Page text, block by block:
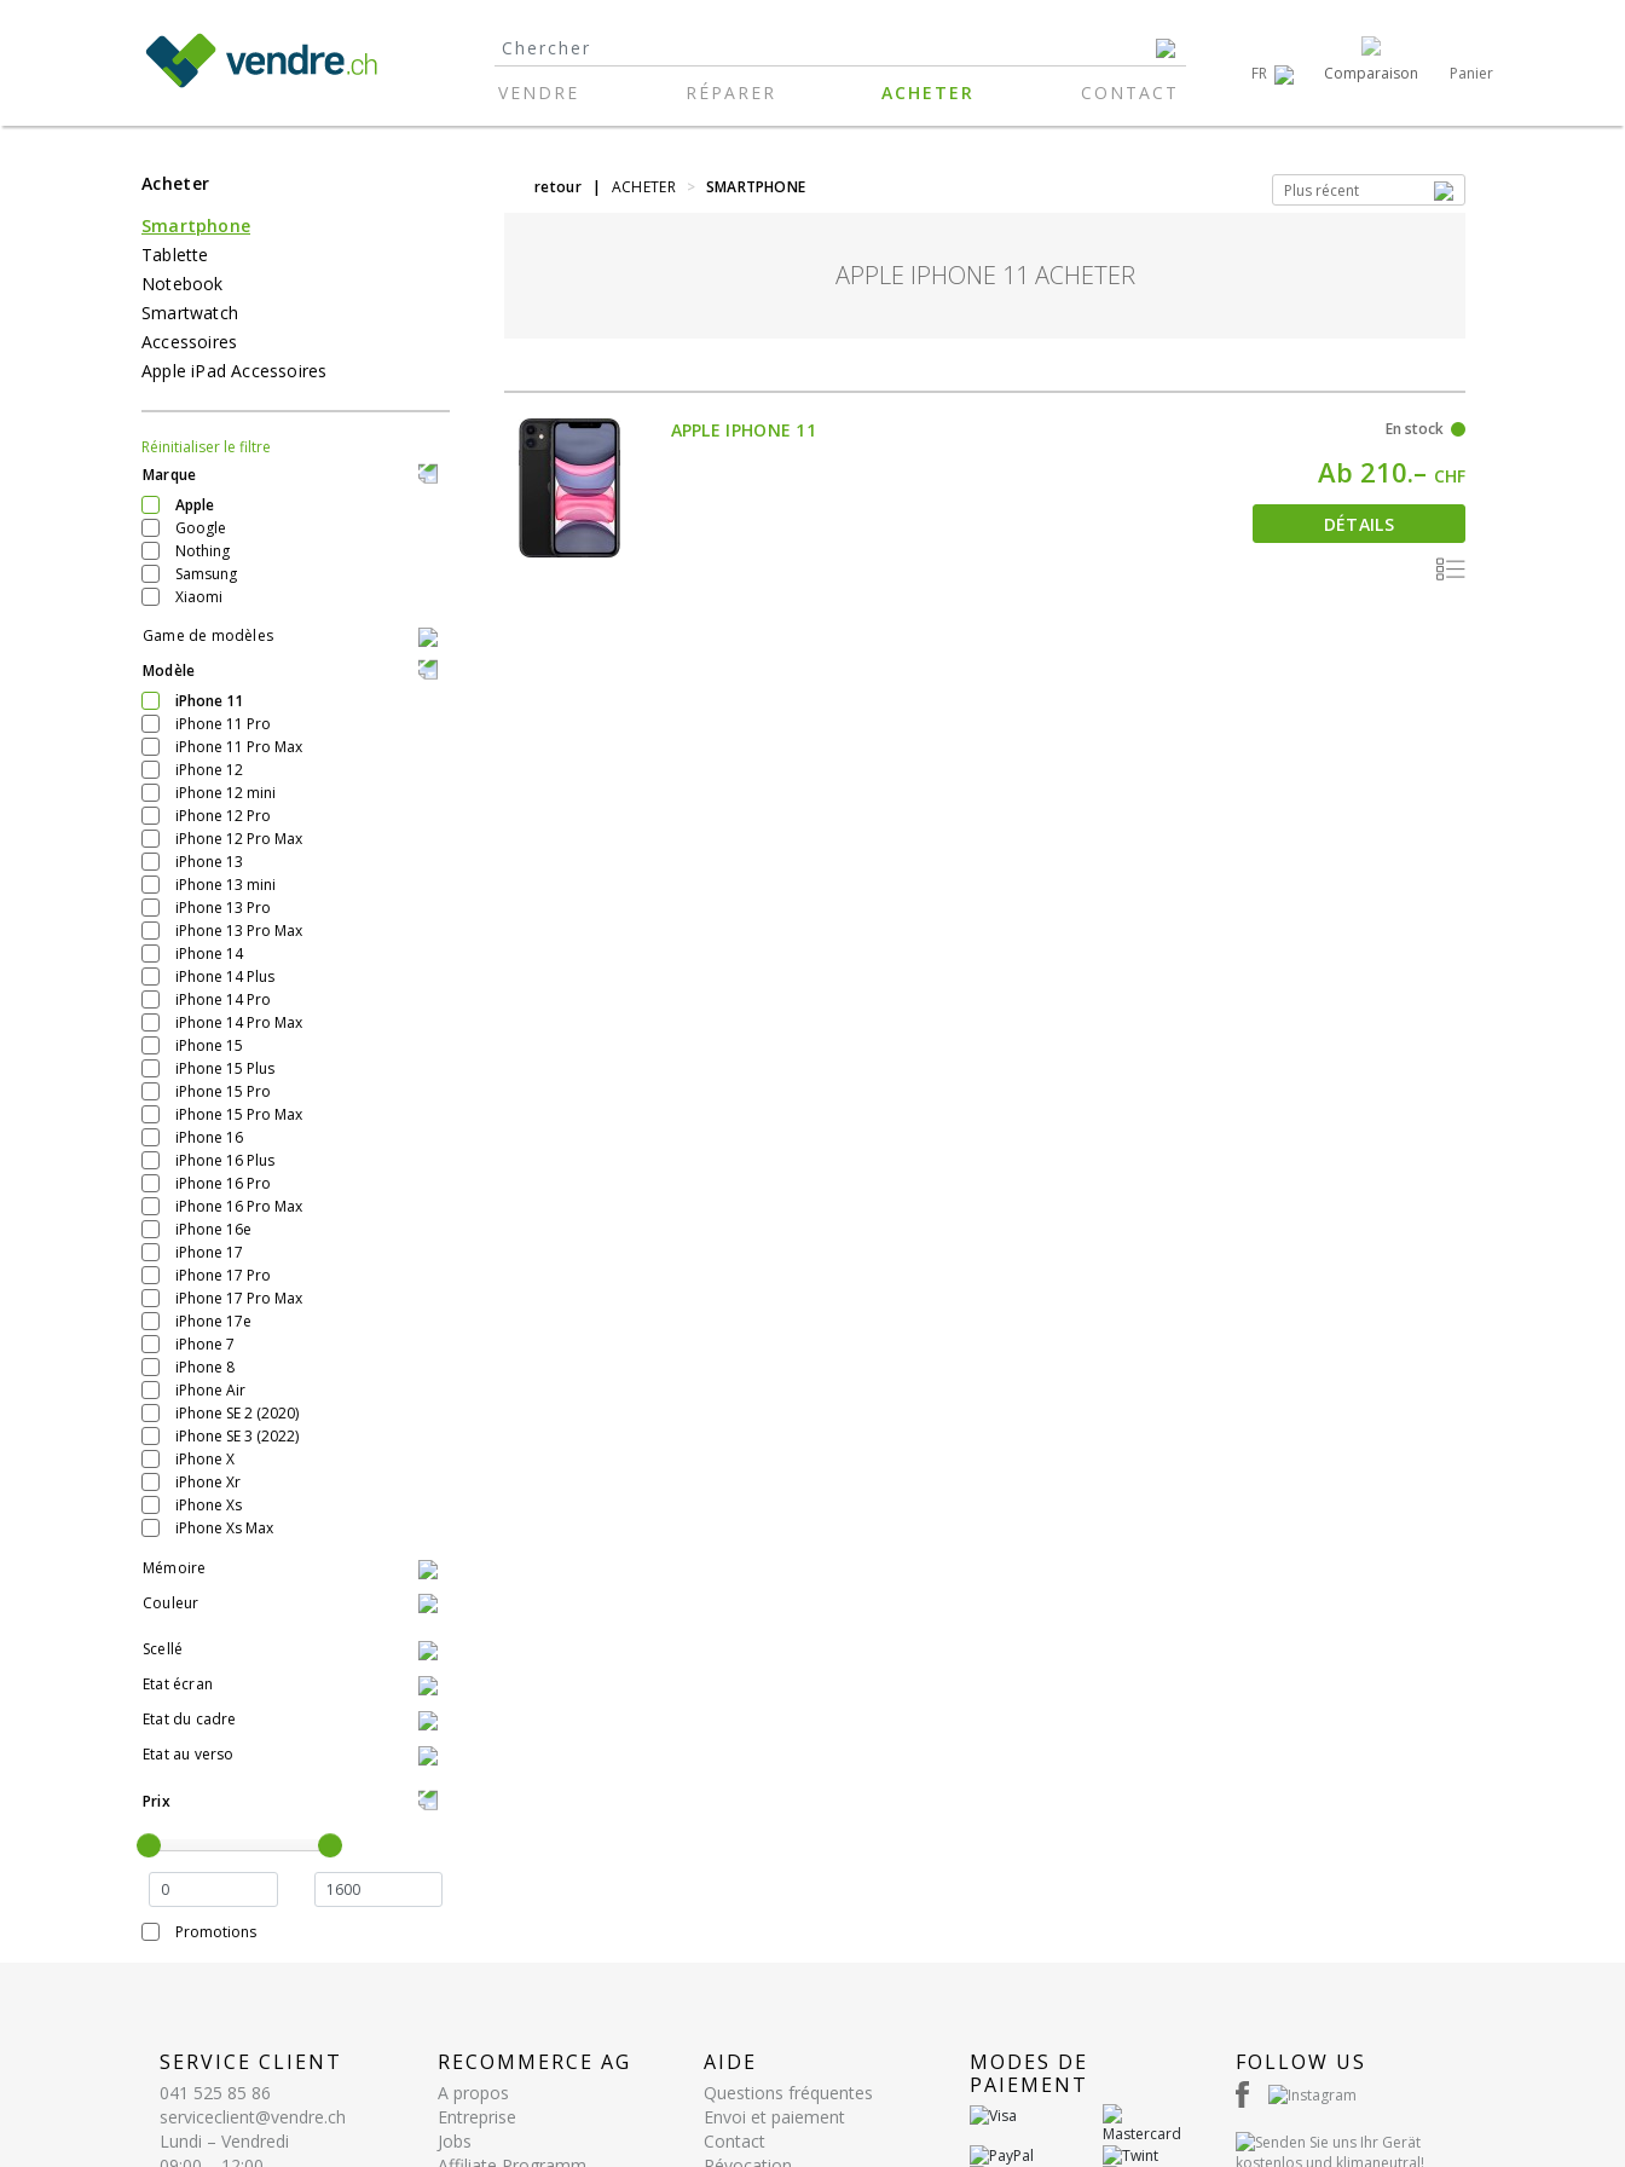
VENDRE RÉPARER ACHETER CONTACT
FR Comparaison Panier
Acheter
Smartphone
Tablette
Notebook
Smartwatch
Accessoires
Apple iPad Accessoires
Réinitialiser le filtre
Marque
Apple
Google
Nothing
Samsung
Xiaomi
Game de modèles
Modèle
iPhone 11
iPhone 11 Pro
iPhone 11 Pro Max
iPhone 12
iPhone 12 mini
iPhone 12 Pro
iPhone 12 Pro Max
iPhone 13
iPhone 13 mini
iPhone 13 Pro
iPhone 13 Pro Max
iPhone 14
iPhone 14 Plus
iPhone 14 Pro
iPhone 14 Pro Max
iPhone 15
iPhone 15 Plus
iPhone 15 Pro
iPhone 15 Pro Max
iPhone 16
iPhone 16 Plus
iPhone 16 Pro
iPhone 16 Pro Max
iPhone 16e
iPhone 17
iPhone 17 Pro
iPhone 17 Pro Max
iPhone 17e
iPhone 7
iPhone 8
iPhone Air
iPhone SE 2 (2020)
iPhone SE 3 (2022)
iPhone X
iPhone Xr
iPhone Xs
iPhone Xs Max
Mémoire
Couleur
Scellé
Etat écran
Etat du cadre
Etat au verso
Prix
Promotions
retour | ACHETER > SMARTPHONE Plus récent
APPLE IPHONE 11 ACHETER
APPLE IPHONE 11 En stock
Ab 210.– CHF
DÉTAILS
SERVICE CLIENT
041 525 85 86
serviceclient@vendre.ch
Lundi – Vendredi
RECOMMERCE AG
A propos
Entreprise
Jobs
AIDE
Questions fréquentes
Envoi et paiement
Contact
MODES DE
PAIEMENT
FOLLOW US